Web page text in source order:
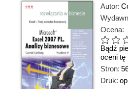
Autor:
Ocena:
Bądź
oceni tę
Stron:
Druk: